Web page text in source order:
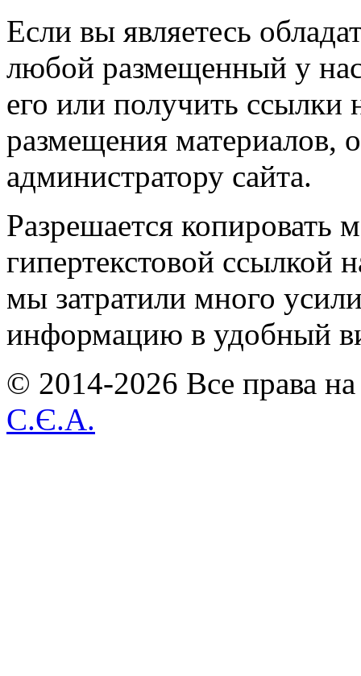
Если вы являетесь
любой размещенный у
его или получить ссылки
размещения материалов,
администратору сайта.
Разрешается копировать
гипертекстовой ссылкой
мы затратили много
информацию в удобный
© 2014-2026 Все права
С.Є.А.